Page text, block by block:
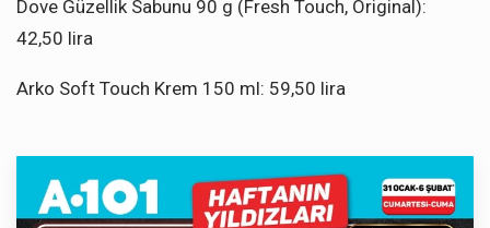
Dove Güzellik Sabunu 90 g (Fresh Touch, Original):
42,50 lira
Arko Soft Touch Krem 150 ml: 59,50 lira